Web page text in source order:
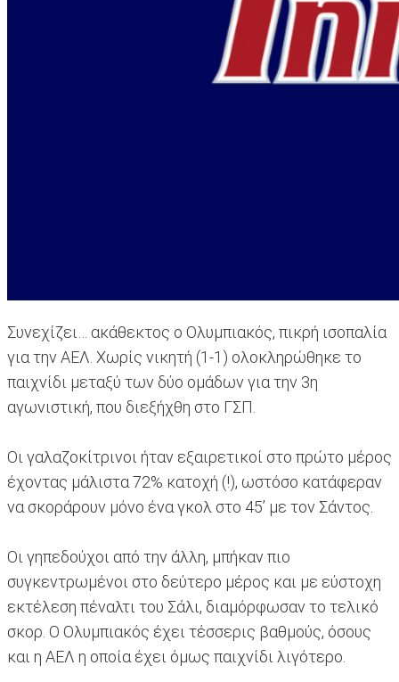
Συνεχίζει… ακάθεκτος ο Ολυμπιακός, πικρή ισοπαλία
για την ΑΕΛ. Χωρίς νικητή (1-1) ολοκληρώθηκε το
παιχνίδι μεταξύ των δύο ομάδων για την 3η
αγωνιστική, που διεξήχθη στο ΓΣΠ.
Οι γαλαζοκίτρινοι ήταν εξαιρετικοί στο πρώτο μέρος
έχοντας μάλιστα 72% κατοχή (!), ωστόσο κατάφεραν
να σκοράρουν μόνο ένα γκολ στο 45’ με τον Σάντος.
Οι γηπεδούχοι από την άλλη, μπήκαν πιο
συγκεντρωμένοι στο δεύτερο μέρος και με εύστοχη
εκτέλεση πέναλτι του Σάλι, διαμόρφωσαν το τελικό
σκορ. Ο Ολυμπιακός έχει τέσσερις βαθμούς, όσους
και η ΑΕΛ η οποία έχει όμως παιχνίδι λιγότερο.